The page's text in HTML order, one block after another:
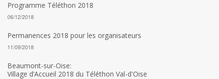
Programme Téléthon 2018
06/12/2018
Permanences 2018 pour les organisateurs
11/09/2018
Beaumont-sur-Oise:
Village d’Accueil 2018 du Téléthon Val-d'Oise